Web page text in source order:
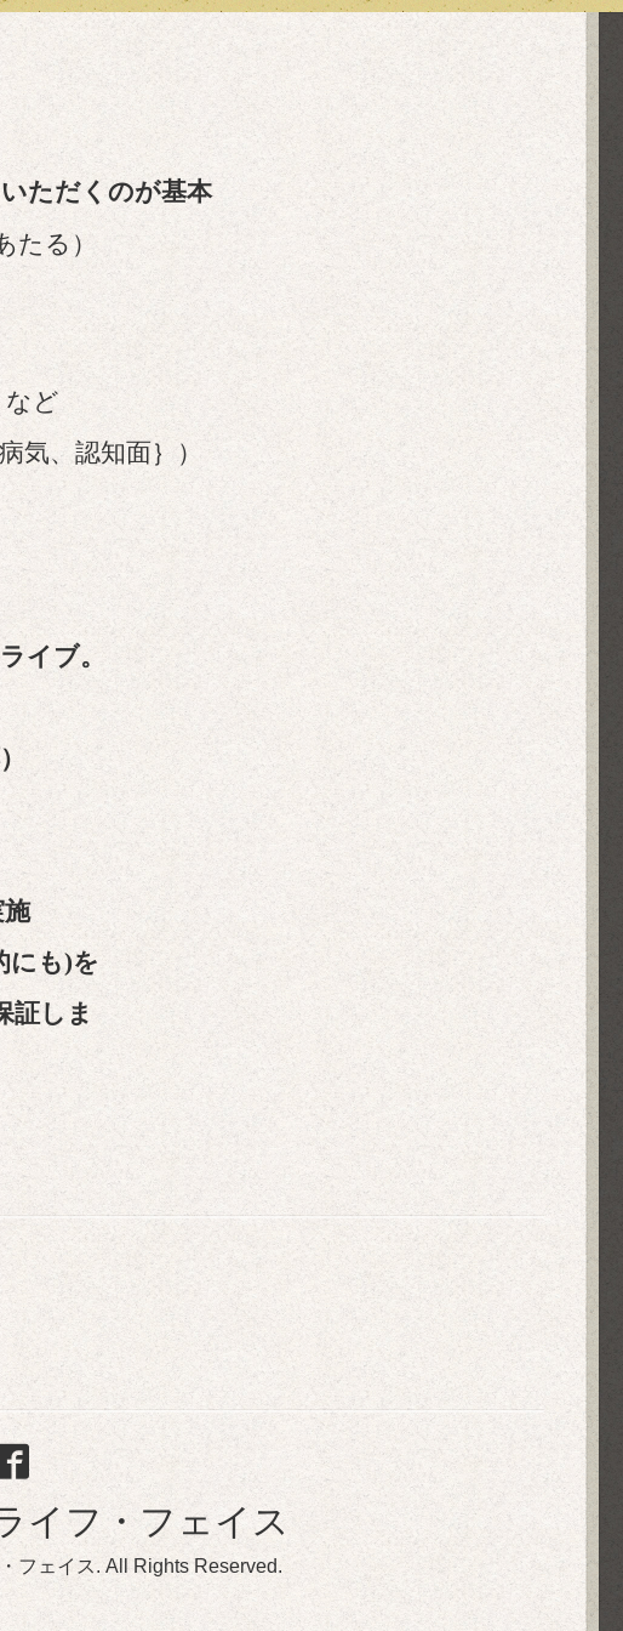
ただくのが基本
たる）
ど
、認知面｝）
イブ。
にも)を
証しま
イフ・フェイス
フェイス. All Rights Reserved.